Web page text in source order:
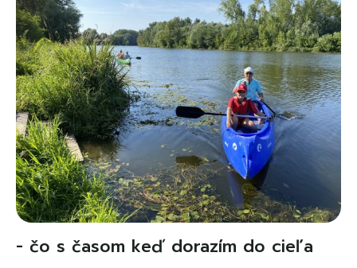
- čo s časom keď dorazím do cieľa